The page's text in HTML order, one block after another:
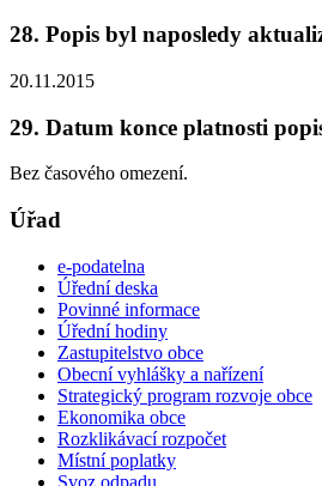
28. Popis byl naposledy
20.11.2015
29. Datum konce platnosti
Bez časového omezení.
Úřad
e-podatelna
Úřední deska
Povinné informace
Úřední hodiny
Zastupitelstvo obce
Obecní vyhlášky a nařízení
Strategický program rozvoje obce
Ekonomika obce
Rozklikávací rozpočet
Místní poplatky
Svoz odpadu